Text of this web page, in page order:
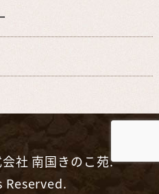
社 南国きのこ苑.